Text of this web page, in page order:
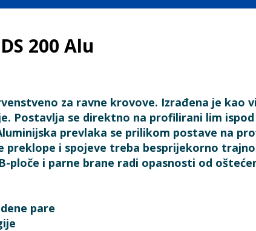
200 Alu
za ravne krovove. Izrađena je kao
Postavlja se direktno na profilirani lim
prevlaka se prilikom postave na
preklope i spojeve treba besprijekorno
ploče i parne brane radi opasnosti od
pare